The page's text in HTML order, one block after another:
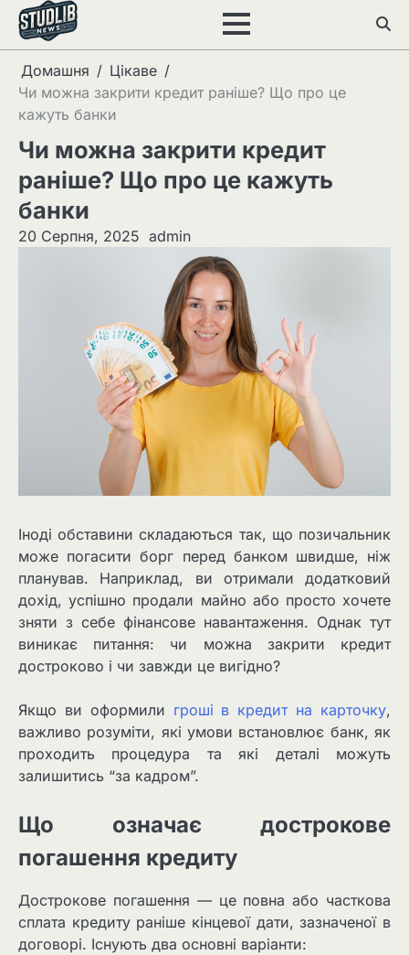
Перейти
вмісту
Домашня
Цікаве
Чи можна закрити кредит раніше? Що про це
кажуть банки
Чи можна закрити кредит
раніше? Що про це кажуть
банки
20 Серпня, 2025 admin
Іноді обставини складаються так, що позичальник
може погасити борг перед банком швидше, ніж
планував. Наприклад, ви отримали додатковий
дохід, успішно продали майно або просто хочете
зняти з себе фінансове навантаження. Однак тут
виникає питання: чи можна закрити кредит
достроково і чи завжди це вигідно?
Якщо ви оформили гроші в кредит на карточку,
важливо розуміти, які умови встановлює банк, як
проходить процедура та які деталі можуть
залишитись “за кадром”.
Що означає дострокове
погашення кредиту
Дострокове погашення — це повна або часткова
сплата кредиту раніше кінцевої дати, зазначеної в
договорі. Існують два основні варіанти: